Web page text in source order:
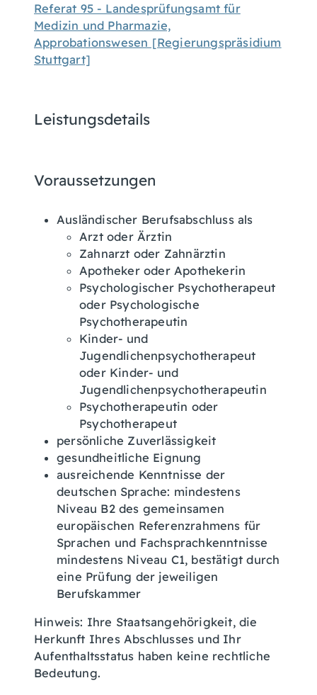
Referat 95 - Landesprüfungsamt für
Medizin und Pharmazie,
Approbationswesen [Regierungspräsidium
Stuttgart]
Leistungsdetails
Voraussetzungen
Ausländischer Berufsabschluss als
Arzt oder Ärztin
Zahnarzt oder Zahnärztin
Apotheker oder Apothekerin
Psychologischer Psychotherapeut
oder Psychologische
Psychotherapeutin
Kinder- und
Jugendlichenpsychotherapeut
oder Kinder- und
Jugendlichenpsychotherapeutin
Psychotherapeutin oder
Psychotherapeut
persönliche Zuverlässigkeit
gesundheitliche Eignung
ausreichende Kenntnisse der
deutschen Sprache: mindestens
Niveau B2 des gemeinsamen
europäischen Referenzrahmens für
Sprachen und Fachsprachkenntnisse
mindestens Niveau C1, bestätigt durch
eine Prüfung der jeweiligen
Berufskammer
Hinweis: Ihre Staatsangehörigkeit, die
Herkunft Ihres Abschlusses und Ihr
Aufenthaltsstatus haben keine rechtliche
Bedeutung.